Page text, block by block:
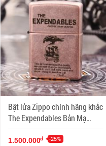
Bật lửa Zippo chính hãng khắc
The Expendables Bản Mạ
Antique Copper
1.500.000đ -25%